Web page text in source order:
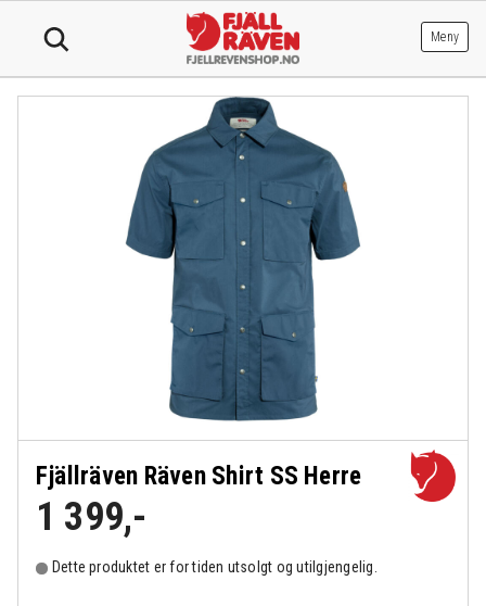
Meny
Fjällräven Räven Shirt SS Herre
1 399,-
Dette produktet er for tiden utsolgt og utilgjengelig.